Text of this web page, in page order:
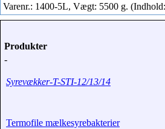
Varenr.: 1400-5L, Vægt: 5500 g.
Produkter
-
Syrevækker-T-STI-12/13/14
Termofile mælkesyrebakterier